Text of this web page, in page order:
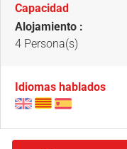
Capacidad
Alojamiento :
4 Persona(s)
Idiomas hablados